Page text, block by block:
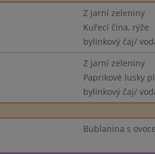
Z jarní zeleniny
Kuřecí čína, rýže
bylinkový čaj/
Z jarní zeleniny
Paprikové lusky
bylinkový čaj/
Bublanina s